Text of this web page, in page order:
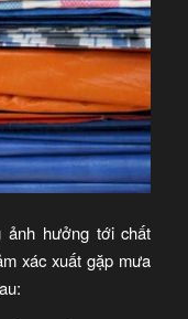
hưởng tới chất
xác xuất gặp mưa